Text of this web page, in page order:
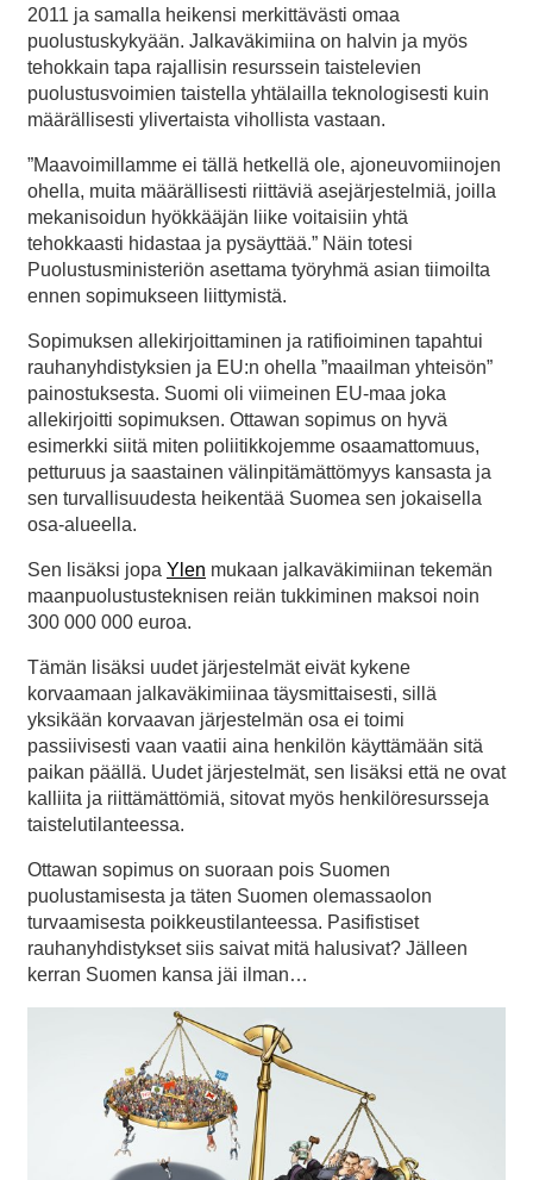
2011 ja samalla heikensi merkittävästi omaa
puolustuskykyään. Jalkaväkimiina on halvin ja myös
tehokkain tapa rajallisin resurssein taistelevien
puolustusvoimien taistella yhtälailla teknologisesti kuin
määrällisesti ylivertaista vihollista vastaan.
”Maavoimillamme ei tällä hetkellä ole, ajoneuvomiinojen
ohella, muita määrällisesti riittäviä asejärjestelmiä, joilla
mekanisoidun hyökkääjän liike voitaisiin yhtä
tehokkaasti hidastaa ja pysäyttää.” Näin totesi
Puolustusministeriön asettama työryhmä asian tiimoilta
ennen sopimukseen liittymistä.
Sopimuksen allekirjoittaminen ja ratifioiminen tapahtui
rauhanyhdistyksien ja EU:n ohella ”maailman yhteisön”
painostuksesta. Suomi oli viimeinen EU-maa joka
allekirjoitti sopimuksen. Ottawan sopimus on hyvä
esimerkki siitä miten poliitikkojemme osaamattomuus,
petturuus ja saastainen välinpitämättömyys kansasta ja
sen turvallisuudesta heikentää Suomea sen jokaisella
osa-alueella.
Sen lisäksi jopa Ylen mukaan jalkaväkimiinan tekemän
maanpuolustusteknisen reiän tukkiminen maksoi noin
300 000 000 euroa.
Tämän lisäksi uudet järjestelmät eivät kykene
korvaamaan jalkaväkimiinaa täysmittaisesti, sillä
yksikään korvaavan järjestelmän osa ei toimi
passiivisesti vaan vaatii aina henkilön käyttämään sitä
paikan päällä. Uudet järjestelmät, sen lisäksi että ne ovat
kalliita ja riittämättömiä, sitovat myös henkilöresursseja
taistelutilanteessa.
Ottawan sopimus on suoraan pois Suomen
puolustamisesta ja täten Suomen olemassaolon
turvaamisesta poikkeustilanteessa. Pasifistiset
rauhanyhdistykset siis saivat mitä halusivat? Jälleen
kerran Suomen kansa jäi ilman…